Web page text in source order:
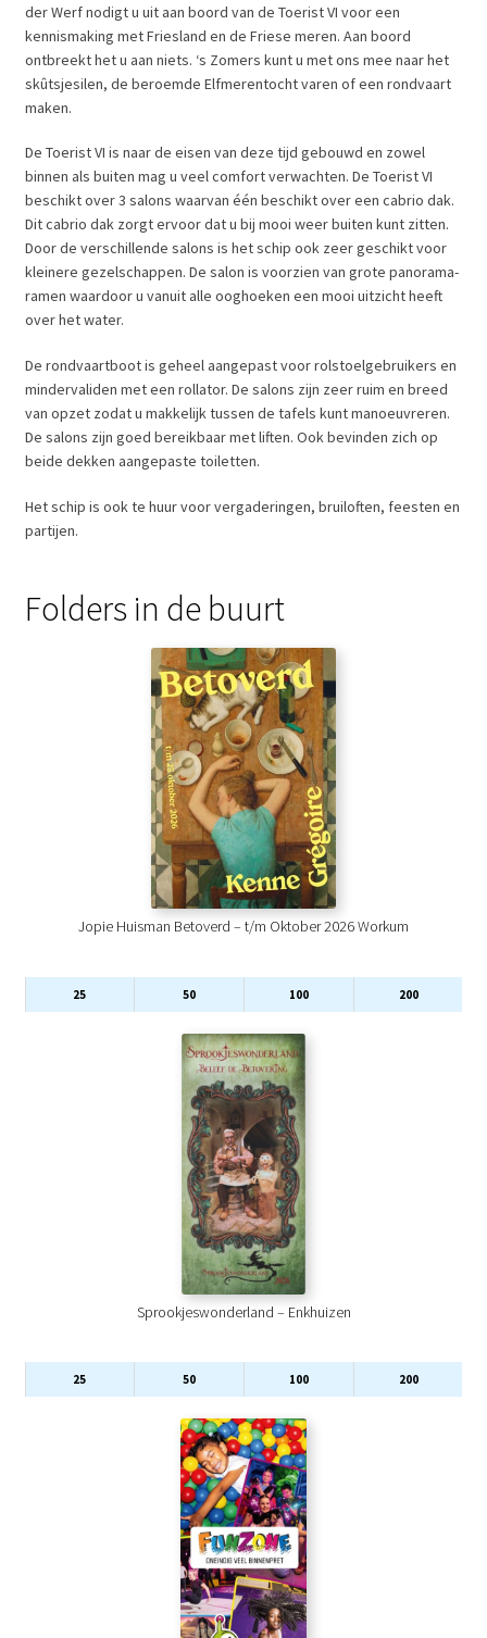
der Werf nodigt u uit aan boord van de Toerist VI voor een
kennismaking met Friesland en de Friese meren. Aan boord
ontbreekt het u aan niets. ‘s Zomers kunt u met ons mee naar het
skûtsjesilen, de beroemde Elfmerentocht varen of een rondvaart
maken.
De Toerist VI is naar de eisen van deze tijd gebouwd en zowel
binnen als buiten mag u veel comfort verwachten. De Toerist VI
beschikt over 3 salons waarvan één beschikt over een cabrio dak.
Dit cabrio dak zorgt ervoor dat u bij mooi weer buiten kunt zitten.
Door de verschillende salons is het schip ook zeer geschikt voor
kleinere gezelschappen. De salon is voorzien van grote panorama-
ramen waardoor u vanuit alle ooghoeken een mooi uitzicht heeft
over het water.
De rondvaartboot is geheel aangepast voor rolstoelgebruikers en
mindervaliden met een rollator. De salons zijn zeer ruim en breed
van opzet zodat u makkelijk tussen de tafels kunt manoeuvreren.
De salons zijn goed bereikbaar met liften. Ook bevinden zich op
beide dekken aangepaste toiletten.
Het schip is ook te huur voor vergaderingen, bruiloften, feesten en
partijen.
Folders in de buurt
Jopie Huisman Betoverd – t/m Oktober 2026 Workum
25 50 100 200
Sprookjeswonderland – Enkhuizen
25 50 100 200